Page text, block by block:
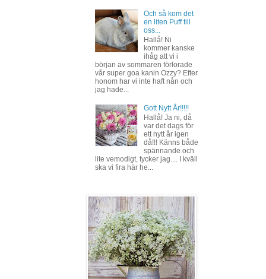
Och så kom det
en liten Puff till
oss...
Hallå! Ni
kommer kanske
ihåg att vi i
början av sommaren förlorade
vår super goa kanin Ozzy? Efter
honom har vi inte haft nån och
jag hade...
Gott Nytt År!!!!!
Hallå! Ja ni, då
var det dags för
ett nytt år igen
då!!! Känns både
spännande och
lite vemodigt, tycker jag.... I kväll
ska vi fira här he...